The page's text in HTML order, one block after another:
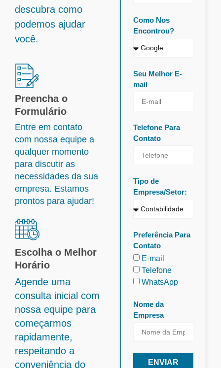
descubra como
podemos ajudar
você.
Preencha o
Formulário
Entre em contato
com nossa equipe a
qualquer momento
para discutir as
necessidades da sua
empresa. Estamos
prontos para ajudar!
Escolha o Melhor
Horário
Agende uma
consulta inicial com
nossa equipe para
começarmos
rapidamente,
respeitando a
conveniência do
Como Nos
Encontrou?
Seu Melhor E-
mail
Telefone Para
Contato
Tipo de
Empresa/Setor:
Preferência Para
Contato
E-mail
Telefone
WhatsApp
Nome da
Empresa
ENVIAR